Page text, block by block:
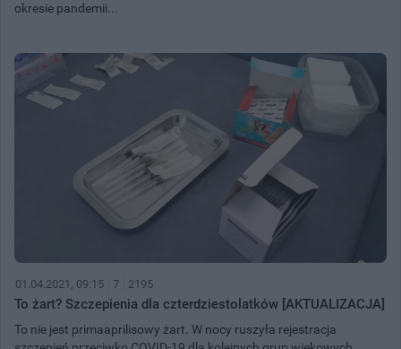
okresie pandemii...
01.04.2021, 09:15 7 2195
To żart? Szczepienia dla czterdziestolatków [AKTUALIZACJA]
To nie jest primaaprilisowy żart. W nocy ruszyła rejestracja